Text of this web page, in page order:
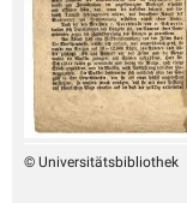
© Universitätsbibliothek